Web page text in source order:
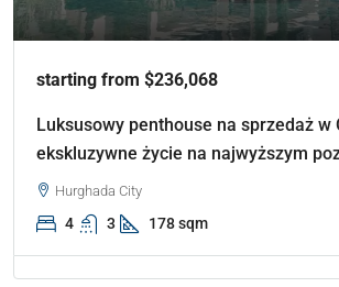
starting from $236,068
Luksusowy penthouse na sprzedaż w
ekskluzywne życie na najwyższym
Hurghada City
4 3 178 sqm